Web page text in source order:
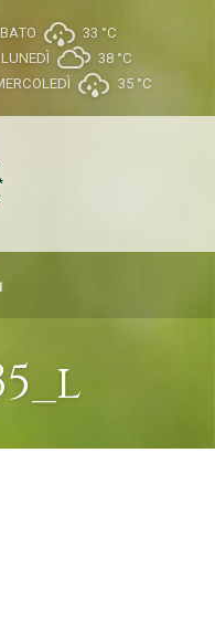
33 °C
LUNEDÌ 38 °C
35 °C